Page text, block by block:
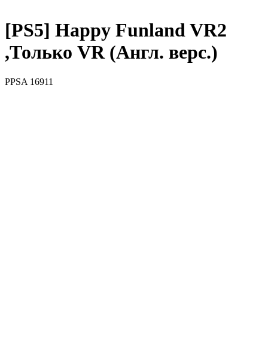
[PS5] Happy Funland VR2
,Только VR (Англ. верс.)
PPSA 16911